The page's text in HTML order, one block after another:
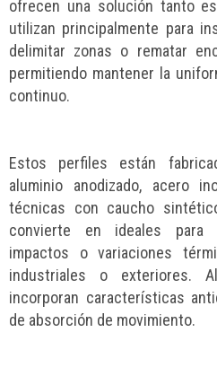
ofrecen una solución tanto
utilizan principalmente para
delimitar zonas o rematar
permitiendo mantener la
continuo.
Estos perfiles están
aluminio anodizado, acero
técnicas con caucho
convierte en ideales para
impactos o variaciones
industriales o exteriores.
incorporan características
de absorción de movimiento.